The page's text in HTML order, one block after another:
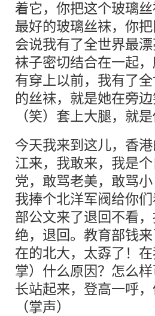
着它，你把这个玻璃
最好的玻璃丝袜，你
会说我有了全世界最
袜子密切结合在一起
有穿上以前，我有了
的丝袜，就是她在旁
（笑）套上大腿，就
今天我来到这儿，香
江来，我敢来，我是
党，敢骂老美，敢骂
我捧个北洋军阀给你
部公文来了退回不看
绝，退回。教育部钱
在的北大，太孬了！
掌）什么原因？怎么
长站起来，登高一呼
（掌声）